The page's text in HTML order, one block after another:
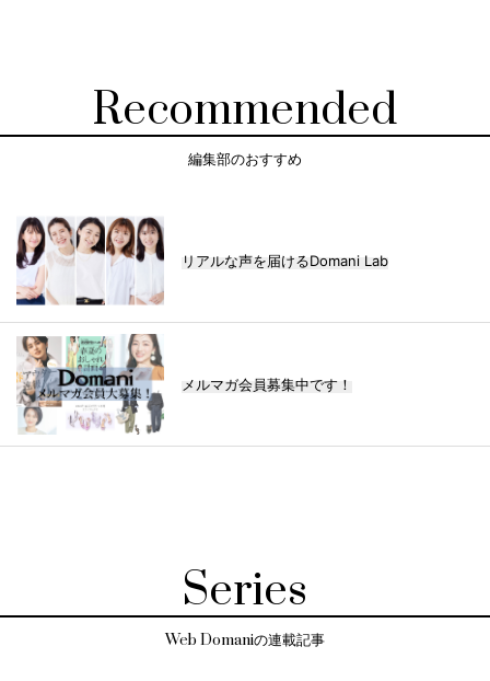
Recommended
編集部のおすすめ
リアルな声を届けるDomani Lab
メルマガ会員募集中です！
Series
Web Domaniの連載記事